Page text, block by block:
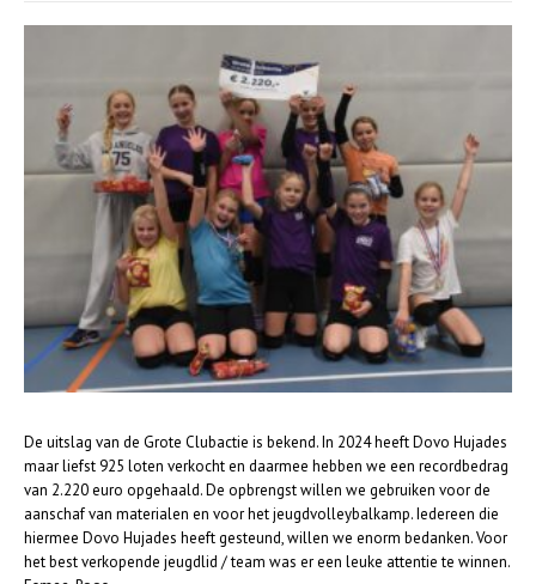
De uitslag van de Grote Clubactie is bekend. In 2024 heeft Dovo Hujades
maar liefst 925 loten verkocht en daarmee hebben we een recordbedrag
van 2.220 euro opgehaald. De opbrengst willen we gebruiken voor de
aanschaf van materialen en voor het jeugdvolleybalkamp. Iedereen die
hiermee Dovo Hujades heeft gesteund, willen we enorm bedanken. Voor
het best verkopende jeugdlid / team was er een leuke attentie te winnen.